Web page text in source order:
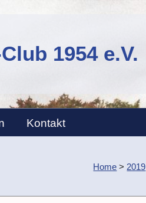
1954 e.V.
Kontakt
Home > 2019